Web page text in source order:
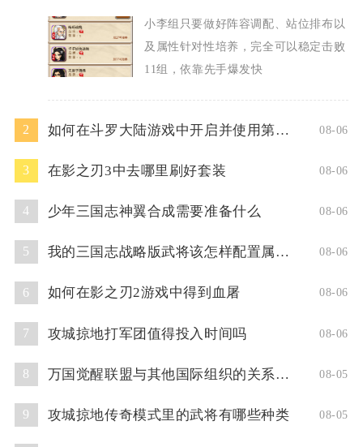
小李组只要做好阵容调配、站位排布以
及属性针对性培养，完全可以稳定击败
11组，依靠先手爆发快
2 如何在斗罗大陆游戏中开启并使用第二魂技 08-06
3 在影之刃3中去哪里刷好套装 08-06
4 少年三国志神翼合成需要准备什么 08-06
5 我的三国志战略版武将该怎样配置属性点 08-06
6 如何在影之刃2游戏中得到血屠 08-06
7 攻城掠地打军团值得投入时间吗 08-06
8 万国觉醒联盟与其他国际组织的关系如何 08-05
9 攻城掠地传奇模式里的武将有哪些种类 08-05